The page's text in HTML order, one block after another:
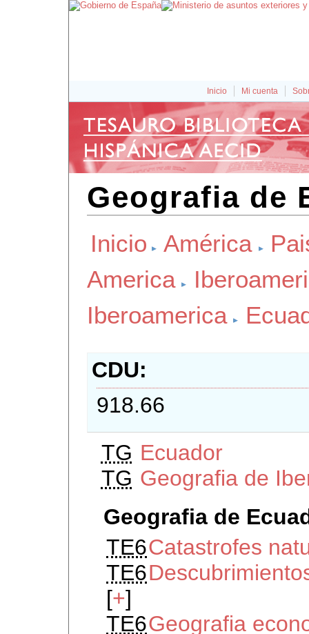
Inicio Mi cuenta
Geografia de
Inicio América
America
Iberoamerica
CDU
918.66
TG Ecuador
TG Geografia de
Geografia de
TE6Catastrofes
TE6
[+]
TE6Geografia